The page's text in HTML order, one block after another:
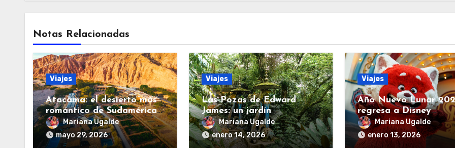
Notas Relacionadas
Viajes
Atacama: el desierto más
romántico de Sudamérica
vuelve a conquistar a los
viajeros
Mariana Ugalde
mayo 29, 2026
Viajes
Las Pozas de Edward
James: un jardín
surrealista que cambia con
las estaciones
Mariana Ugalde
enero 14, 2026
Viajes
Año Nuevo Lunar
regresa a Disney
California Adventure
una experiencia llena
sabor y tradición
Mariana Ugalde
enero 13, 2026